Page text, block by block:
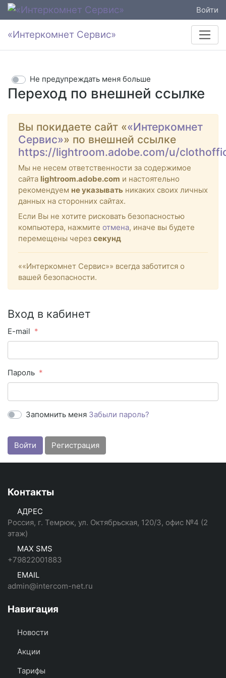
Войти
«Интеркомнет Сервис»
Переход по внешней ссылке
Не предупреждать меня больше
Вы покидаете сайт ««Интеркомнет
Сервис»» по внешней ссылке
https://lightroom.adobe.com/u/
Мы не несем ответственности за содержимое
сайта lightroom.adobe.com и настоятельно
рекомендуем не указывать никаких своих личных
данных на сторонних сайтах.
Если Вы не хотите рисковать безопасностью
компьютера, нажмите отмена, иначе вы будете
перемещены через секунд
««Интеркомнет Сервис»» всегда заботится о
вашей безопасности.
Вход в кабинет
E-mail
Пароль
Запомнить меня Забыли пароль?
Войти Регистрация
Контакты
АДРЕС
Россия, г. Темрюк, ул. Октябрьская, 120/3, офис №4 (2
этаж)
MAX SMS
+79822001883
EMAIL
admin@intercom-net.ru
Навигация
Новости
Акции
Тарифы